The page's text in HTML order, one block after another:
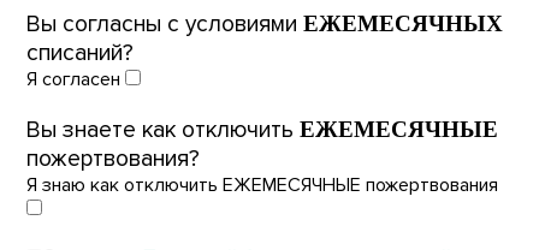
Вы согласны с условиямиЕЖЕМЕСЯЧНЫХ
списаний?
Я согласен
Вы знаете как отключитьЕЖЕМЕСЯЧНЫЕ
пожертвования?
Я знаю как отключить ЕЖЕМЕСЯЧНЫЕ пожертвования